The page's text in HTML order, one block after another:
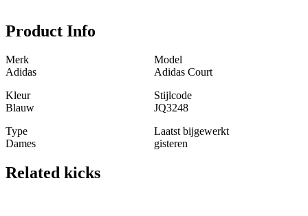
Product Info
Merk
Adidas
Model
Adidas Court
Kleur
Blauw
Stijlcode
JQ3248
Type
Dames
Laatst bijgewerkt
gisteren
Related kicks